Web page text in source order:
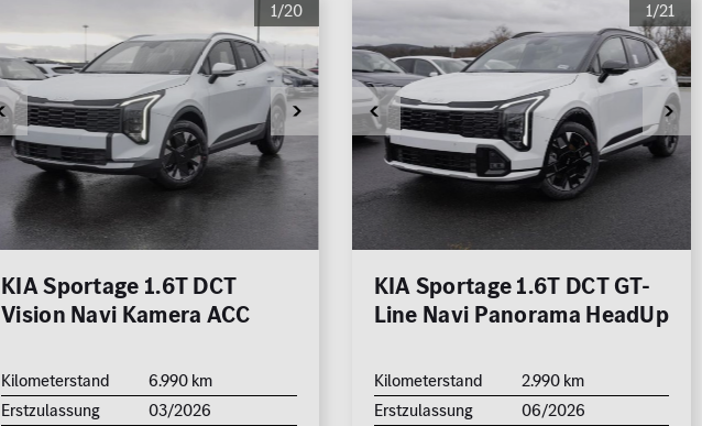
1/20
KIA Sportage 1.6T DCT
Vision Navi Kamera ACC
Kilometerstand
6.990 km
Erstzulassung
03/2026
1/21
KIA Sportage 1.6T DCT GT-
Line Navi Panorama HeadUp
Kilometerstand
2.990 km
Erstzulassung
06/2026